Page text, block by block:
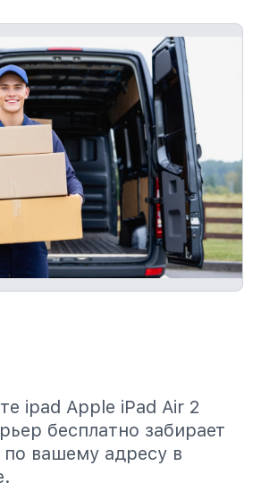
ipad Apple iPad Air 2
бесплатно забирает
по вашему адресу в